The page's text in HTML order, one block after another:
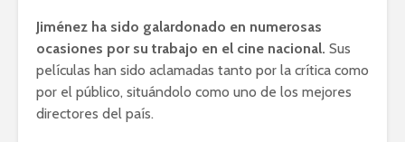
Jiménez ha sido galardonado en numerosas
ocasiones por su trabajo en el cine nacional. Sus
películas han sido aclamadas tanto por la crítica como
por el público, situándolo como uno de los mejores
directores del país.